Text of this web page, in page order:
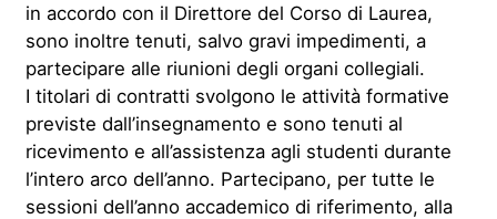
in accordo con il Direttore del Corso di Laurea,
sono inoltre tenuti, salvo gravi impedimenti, a
partecipare alle riunioni degli organi collegiali.
I titolari di contratti svolgono le attività formative
previste dall’insegnamento e sono tenuti al
ricevimento e all’assistenza agli studenti durante
l’intero arco dell’anno. Partecipano, per tutte le
sessioni dell’anno accademico di riferimento, alla